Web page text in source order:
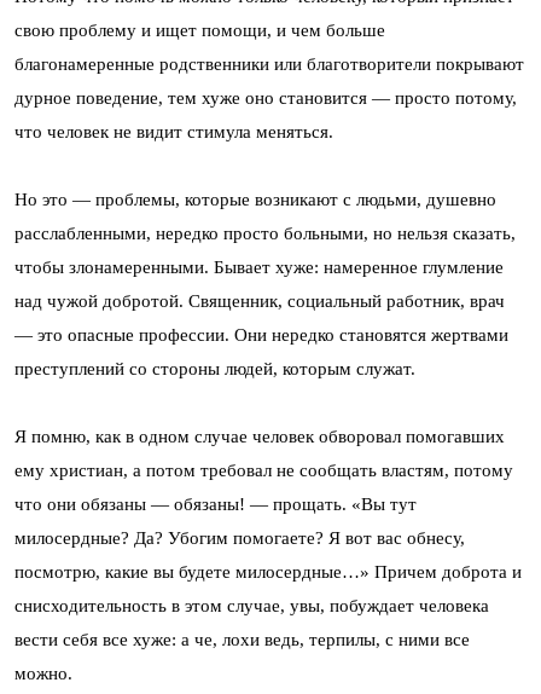
свою проблему и ищет помощи, и чем больше
благонамеренные родственники или благотворители покрывают
дурное поведение, тем хуже оно становится — просто потому,
что человек не видит стимула меняться.
Но это — проблемы, которые возникают с людьми, душевно
расслабленными, нередко просто больными, но нельзя сказать,
чтобы злонамеренными. Бывает хуже: намеренное глумление
над чужой добротой. Священник, социальный работник, врач
— это опасные профессии. Они нередко становятся жертвами
преступлений со стороны людей, которым служат.
Я помню, как в одном случае человек обворовал помогавших
ему христиан, а потом требовал не сообщать властям, потому
что они обязаны — обязаны! — прощать. «Вы тут
милосердные? Да? Убогим помогаете? Я вот вас обнесу,
посмотрю, какие вы будете милосердные…» Причем доброта и
снисходительность в этом случае, увы, побуждает человека
вести себя все хуже: а че, лохи ведь, терпилы, с ними все
можно.